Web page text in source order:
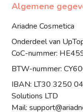
Algemene
Ariadne Cosmetica
Onderdeel van
CoC-nummer:
BTW-nummer:
IBAN: LT30 3250
Solutions LTD
Mail: